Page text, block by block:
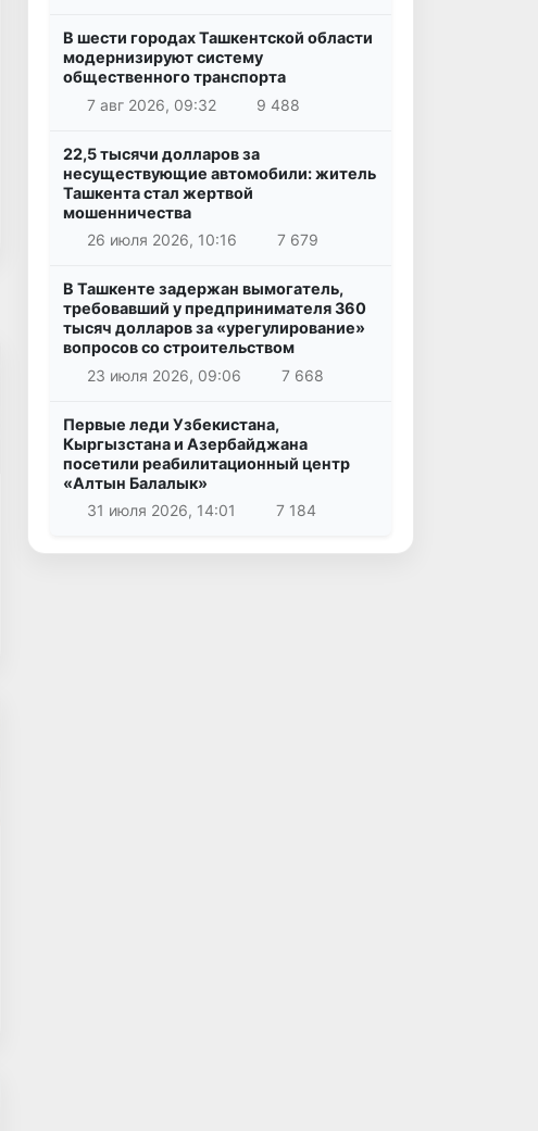
В шести городах Ташкентской области
модернизируют систему
общественного транспорта
7 авг 2026, 09:32
9 488
22,5 тысячи долларов за
несуществующие автомобили: житель
Ташкента стал жертвой
мошенничества
26 июля 2026, 10:16
7 679
В Ташкенте задержан вымогатель,
требовавший у предпринимателя 360
тысяч долларов за «урегулирование»
вопросов со строительством
23 июля 2026, 09:06
7 668
Первые леди Узбекистана,
Кыргызстана и Азербайджана
посетили реабилитационный центр
«Алтын Балалык»
31 июля 2026, 14:01
7 184